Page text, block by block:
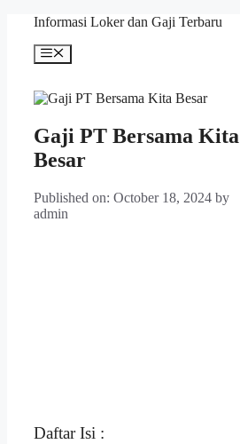
content
Informasi Loker dan Gaji Terbaru
Menu
Gaji PT Bersama Kita
Besar
Published on: October 18, 2024 by
admin
Daftar Isi :